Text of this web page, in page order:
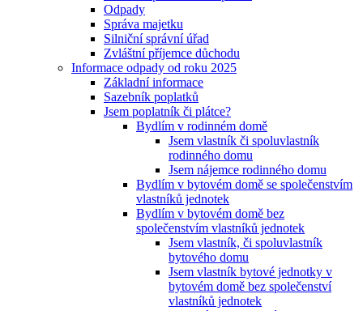
Odpady
Správa majetku
Silniční správní úřad
Zvláštní příjemce důchodu
Informace odpady od roku 2025
Základní informace
Sazebník poplatků
Jsem poplatník či plátce?
Bydlím v rodinném domě
Jsem vlastník či spoluvlastník
rodinného domu
Jsem nájemce rodinného domu
Bydlím v bytovém domě se společenstvím
vlastníků jednotek
Bydlím v bytovém domě bez
společenstvím vlastníků jednotek
Jsem vlastník, či spoluvlastník
bytového domu
Jsem vlastník bytové jednotky v
bytovém domě bez společenství
vlastníků jednotek